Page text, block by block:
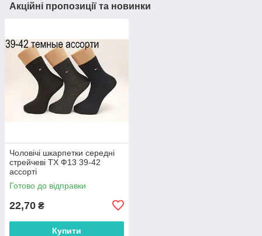
Акційні пропозиції та новинки
Чоловічі шкарпетки середні
стрейчеві ТХ Ф13 39-42
ассорті
Готово до відправки
22,70 ₴
Купити